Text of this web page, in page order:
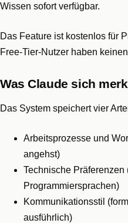
Wissen sofort verfügbar.
Das Feature ist kostenlos für
Free-Tier-Nutzer haben
Was Claude sich
Das System speichert vier
Arbeitsprozesse und
angehst)
Technische Präferenzen
Programmiersprachen)
Kommunikationsstil
ausführlich)